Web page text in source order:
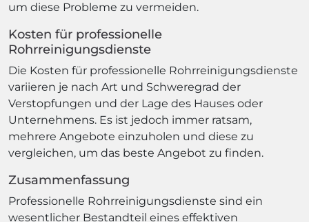
um diese Probleme zu vermeiden.
Kosten für professionelle
Rohrreinigungsdienste
Die Kosten für professionelle Rohrreinigungsdienste
variieren je nach Art und Schweregrad der
Verstopfungen und der Lage des Hauses oder
Unternehmens. Es ist jedoch immer ratsam,
mehrere Angebote einzuholen und diese zu
vergleichen, um das beste Angebot zu finden.
Zusammenfassung
Professionelle Rohrreinigungsdienste sind ein
wesentlicher Bestandteil eines effektiven